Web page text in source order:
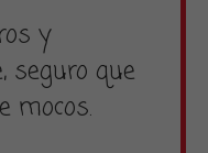
y
seguro que
mocos.